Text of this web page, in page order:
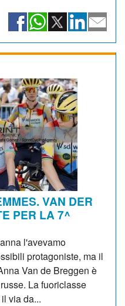
VAN DER
PER LA 7^
l'avevamo
protagoniste, ma il
Van de Breggen è
La fuoriclasse
via da...